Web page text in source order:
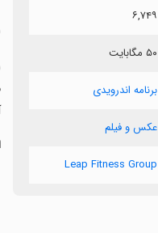
۶,۷۴۹
۵۰ مگابایت
برنامه اندرویدی
عکس و فیلم
Leap Fitness Group